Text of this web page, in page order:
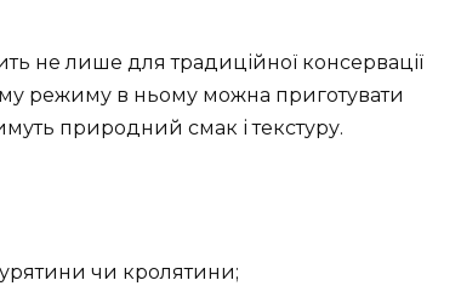
не лише для традиційної консервації
режиму в ньому можна приготувати
природний смак і текстуру.
чи кролятини;